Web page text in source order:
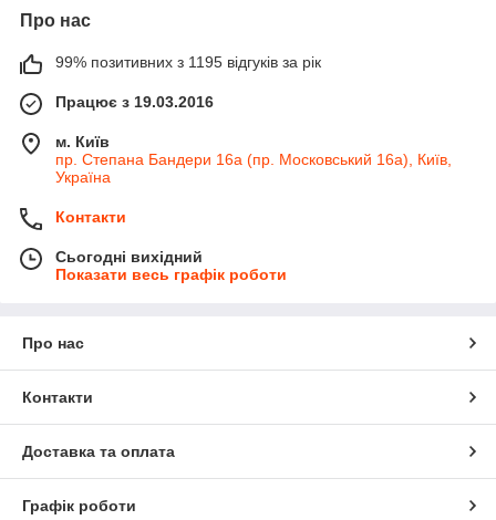
Про нас
99% позитивних з 1195 відгуків за рік
Працює з 19.03.2016
м. Київ
пр. Степана Бандери 16а (пр. Московський 16а), Київ,
Україна
Контакти
Сьогодні вихідний
Показати весь графік роботи
Про нас
Контакти
Доставка та оплата
Графік роботи